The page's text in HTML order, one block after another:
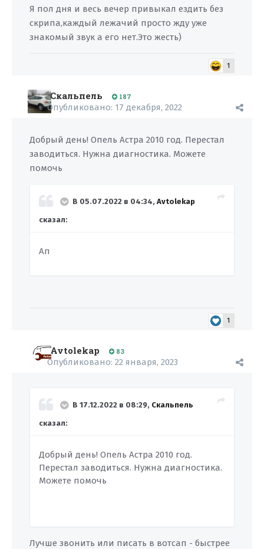
Я пол дня и весь вечер привыкал ездить без
скрипа,каждый лежачий просто жду уже
знакомый звук а его нет.Это жесть)
1
Скальпель 187
Опубликовано: 17 декабря, 2022
Добрый день! Опель Астра 2010 год. Перестал
заводиться. Нужна диагностика. Можете
помочь
В 05.07.2022 в 04:34, Avtolekap
сказал:
Ап
1
Avtolekap 83
Опубликовано: 22 января, 2023
В 17.12.2022 в 08:29, Скальпель
сказал:
Добрый день! Опель Астра 2010 год.
Перестал заводиться. Нужна диагностика.
Можете помочь
Лучше звонить или писать в вотсап - быстрее